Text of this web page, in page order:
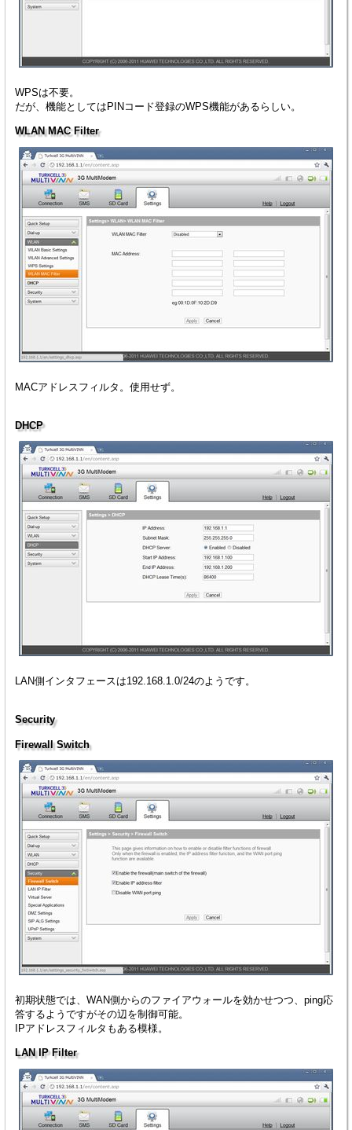
WPSは不要。
だが、機能としてはPINコード登録のWPS機能があるらしい。
WLAN MAC Filter
MACアドレスフィルタ。使用せず。
DHCP
LAN側インタフェースは192.168.1.0/24のようです。
Security
Firewall Switch
初期状態では、WAN側からのファイアウォールを効かせつつ、ping応
答するようですがその辺を制御可能。
IPアドレスフィルタもある模様。
LAN IP Filter